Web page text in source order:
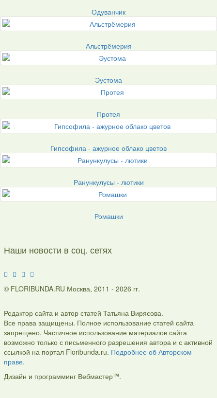
Одуванчик
Альстрёмерия
Эустома
Протея
Гипсофила - ажурное облако цветов
Ранункулусы - лютики
Ромашки
Наши новости в соц. сетях
© FLORIBUNDA.RU Москва, 2011 - 2026 гг.
Редактор сайта и автор статей Татьяна Вирясова.
Все права защищены. Полное использование статей сайта
запрещено. Частичное использование материалов сайта
возможно только с письменного разрешения автора и с активной
ссылкой на портал Floribunda.ru. Подробнее об Авторском
праве.
Дизайн и программинг Вебмастертм.